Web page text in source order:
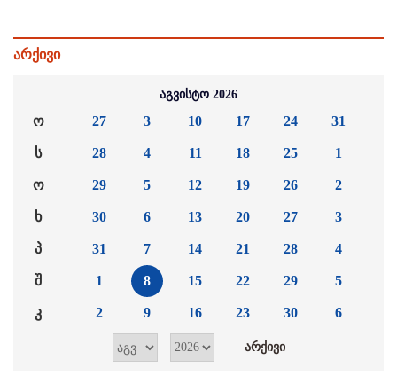
არქივი
აგვისტო 2026
ო
ს
ო
ხ
პ
შ
კ
27
28
29
30
31
1
2
3
4
5
6
7
8
9
10
11
12
13
14
15
16
17
18
19
20
21
22
23
24
25
26
27
28
29
30
31
1
2
3
4
5
6